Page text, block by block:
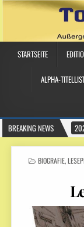
STARTSEITE
ALPHA-
BREAKING NEWS
POSTED IN
BIOGRAFIE,